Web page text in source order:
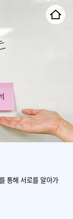
통해 서로를 알아가